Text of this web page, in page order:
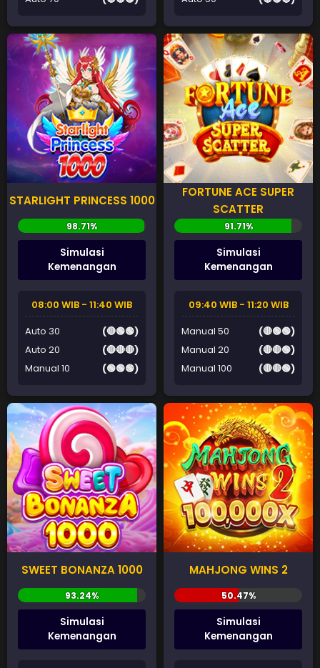
STARLIGHT PRINCESS 1000
Simulasi
Kemenangan
08:00 WIB - 11:40 WIB
Auto 30
(🔴🟢🟢)
Auto 20
(🔴🔴🔴)
Manual 10
(🟢🟢🟢)
FORTUNE ACE SUPER
SCATTER
Simulasi
Kemenangan
09:40 WIB - 11:20 WIB
Manual 50
(🔴🟢🟢)
Manual 20
(🔴🔴🟢)
Manual 100
(🔴🔴🟢)
SWEET BONANZA 1000
Simulasi
Kemenangan
MAHJONG WINS 2
Simulasi
Kemenangan